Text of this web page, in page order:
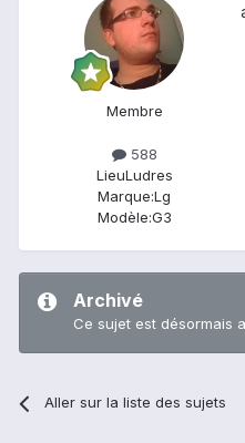
Membre
588
LieuLudres
Marque:Lg
Modèle:G3
Archivé
Ce sujet est désormais
Aller sur la liste des sujets